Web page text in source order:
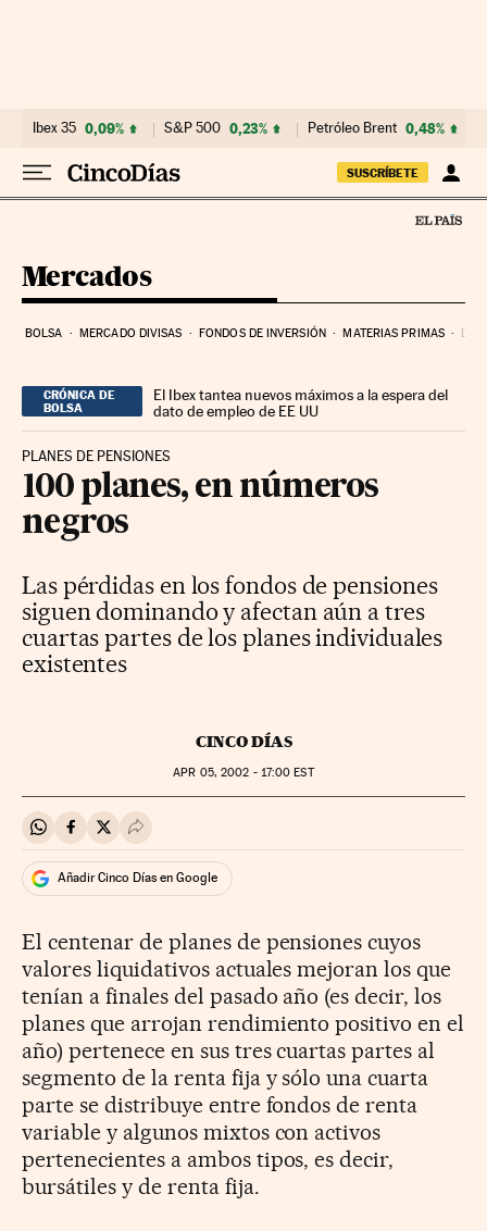
Ibex 35 0,09% S&P 500 0,23% Petróleo Brent 0,48%
SUSCRÍBETE
Mercados
BOLSA MERCADO DIVISAS FONDOS DE INVERSIÓN MATERIAS PRIMAS
CRÓNICA DE
BOLSA
El Ibex tantea nuevos máximos a la espera del
dato de empleo de EE UU
PLANES DE PENSIONES
100 planes, en números
negros
Las pérdidas en los fondos de pensiones
siguen dominando y afectan aún a tres
cuartas partes de los planes individuales
existentes
CINCO DÍAS
APR 05, 2002 - 17:00 EST
Compartir en Whatsapp
Compartir en Facebook
Compartir en Twitter
Desplegar Redes Sociales
Añadir Cinco Días en Google
El centenar de planes de pensiones cuyos
valores liquidativos actuales mejoran los que
tenían a finales del pasado año (es decir, los
planes que arrojan rendimiento positivo en el
año) pertenece en sus tres cuartas partes al
segmento de la renta fija y sólo una cuarta
parte se distribuye entre fondos de renta
variable y algunos mixtos con activos
pertenecientes a ambos tipos, es decir,
bursátiles y de renta fija.